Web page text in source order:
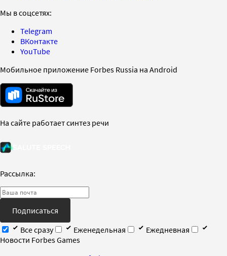
Мы в соцсетях:
Telegram
ВКонтакте
YouTube
Мобильное приложение Forbes Russia на Android
На сайте работает синтез речи
Рассылка:
Подписаться
Все сразу
Еженедельная
Ежедневная
Новости Forbes Games